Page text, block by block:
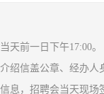
天前一日下午17:00。
绍信盖公章、经办
息，招聘会当天现